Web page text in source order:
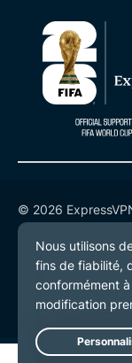
© 2026
Politique de
Conditions de
Préférences de